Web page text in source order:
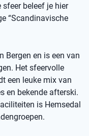
beleef je hier
“Scandinavische
Bergen en is een van
Het sfeervolle
een leuke mix van
en bekende afterski.
is Hemsedal